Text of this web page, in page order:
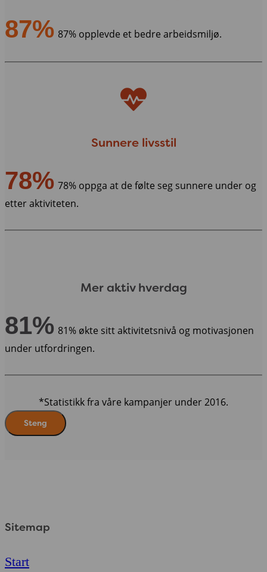
87% 87% opplevde et bedre arbeidsmiljø.
Sunnere livsstil
78% 78% oppga at de følte seg sunnere under og
etter aktiviteten.
Mer aktiv hverdag
81% 81% økte sitt aktivitetsnivå og motivasjonen
under utfordringen.
*Statistikk fra våre kampanjer under 2016.
Steng
Sitemap
Start